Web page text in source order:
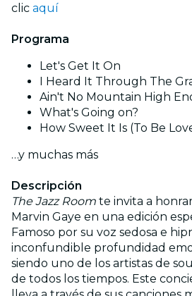
clic aquí
Programa
Let's Get It On
I Heard It Through The
Ain't No Mountain High
What's Going on?
How Sweet It Is (To Be
…y muchas más
Descripción
The Jazz Room te invita a
Marvin Gaye en una edición
Famoso por su voz sedosa e
inconfundible profundidad
siendo uno de los artistas de
de todos los tiempos. Este